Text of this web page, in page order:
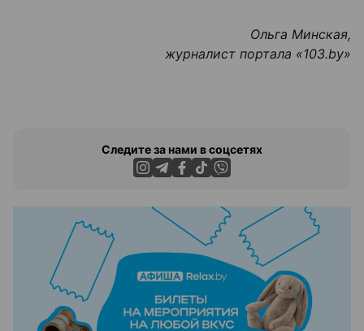
Ольга Минская,
журналист портала «103.by»
Следите за нами в соцсетях
ЭФФЕКТИВНАЯ РЕКЛАМА НА САЙТЕ